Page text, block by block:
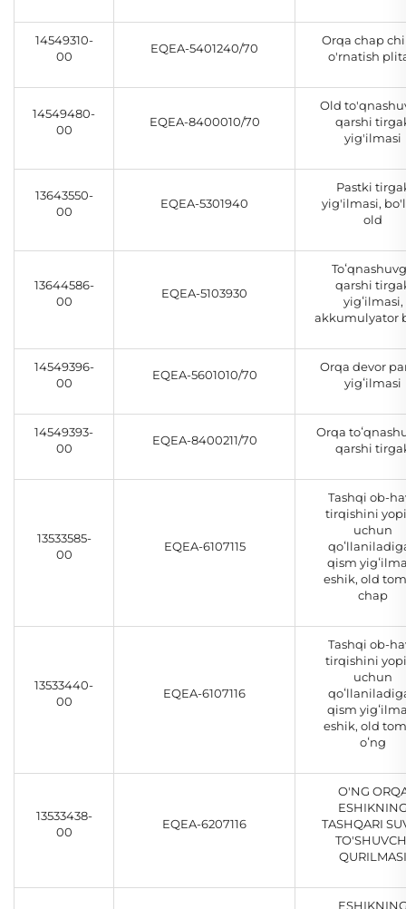
14549310-
00
EQEA-5401240/70
Orqa chap
o'rnatish
14549480-
00
EQEA-8400010/70
Old
qarshi
yig'ilmasi
13643550-
00
EQEA-5301940
Pastki
yig'ilmasi,
old
13644586-
00
EQEA-5103930
qarshi
yigʻilmasi,
akkumulyator
14549396-
00
EQEA-5601010/70
Orqa devor
yigʻilmasi
14549393-
00
EQEA-8400211/70
Orqa
qarshi
13533585-
00
EQEA-6107115
Tashqi ob-
tirqishini
uchun
qism
eshik, old
chap
13533440-
00
EQEA-6107116
Tashqi ob-
tirqishini
uchun
qism
eshik, old
oʻng
13533438-
00
EQEA-6207116
O'NG
TASHQARI
QURILMASI